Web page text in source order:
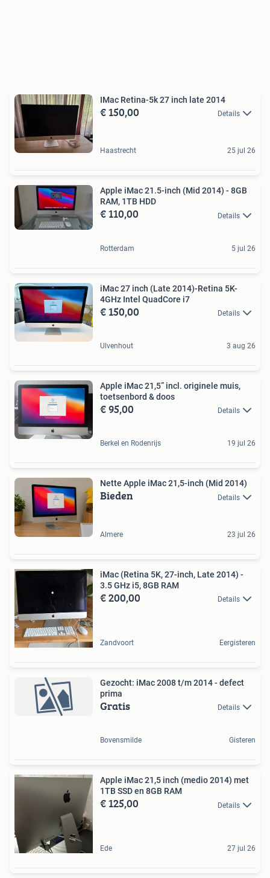
IMac Retina-5k 27 inch late 2014
€ 150,00 Details
Haastrecht 25 jul 26
Apple iMac 21.5-inch (Mid 2014) - 8GB
RAM, 1TB HDD
€ 110,00 Details
Rotterdam 5 jul 26
iMac 27 inch (Late 2014)-Retina 5K-
4GHz Intel QuadCore i7
€ 150,00 Details
Ulvenhout 3 aug 26
Apple iMac 21,5” incl. originele muis,
toetsenbord & doos
€ 95,00 Details
Berkel en Rodenrijs 19 jul 26
Nette Apple iMac 21,5-inch (Mid 2014)
Bieden Details
Almere 23 jul 26
iMac (Retina 5K, 27-inch, Late 2014) -
3.5 GHz i5, 8GB RAM
€ 200,00 Details
Zandvoort Eergisteren
Gezocht: iMac 2008 t/m 2014 - defect
prima
Gratis Details
Bovensmilde Gisteren
Apple iMac 21,5 inch (medio 2014) met
1TB SSD en 8GB RAM
€ 125,00 Details
Ede 27 jul 26